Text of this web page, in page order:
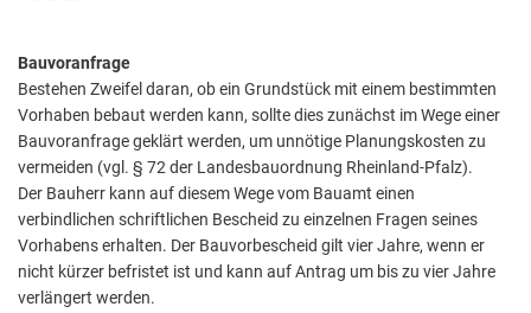
Bauvoranfrage
Bestehen Zweifel daran, ob ein Grundstück mit einem bestimmten
Vorhaben bebaut werden kann, sollte dies zunächst im Wege einer
Bauvoranfrage geklärt werden, um unnötige Planungskosten zu
vermeiden (vgl. § 72 der Landesbauordnung Rheinland-Pfalz).
Der Bauherr kann auf diesem Wege vom Bauamt einen
verbindlichen schriftlichen Bescheid zu einzelnen Fragen seines
Vorhabens erhalten. Der Bauvorbescheid gilt vier Jahre, wenn er
nicht kürzer befristet ist und kann auf Antrag um bis zu vier Jahre
verlängert werden.